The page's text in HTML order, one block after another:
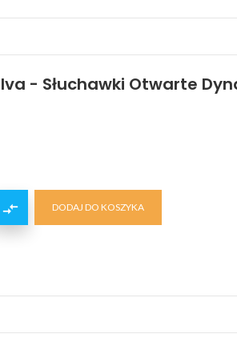
- Słuchawki Otwarte
compare_arrows DODAJ DO KOSZYKA